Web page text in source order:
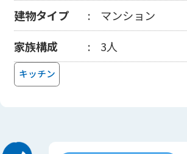
建物タイプ
マンション
家族構成
3人
キッチン